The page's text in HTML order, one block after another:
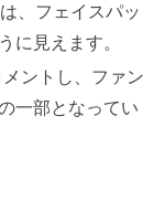
、フェイスパッ
に見えます。
ントし、ファン
一部となってい